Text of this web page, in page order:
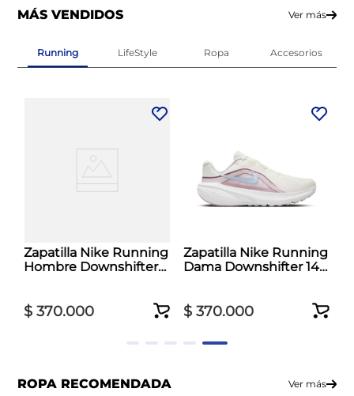
MÁS VENDIDOS Ver más
Running LifeStyle Ropa Accesorios
Zapatilla Nike Running
Hombre Downshifter
$ 370.000
Zapatilla Nike Running
Dama Downshifter 14
$ 370.000
ROPA RECOMENDADA Ver más